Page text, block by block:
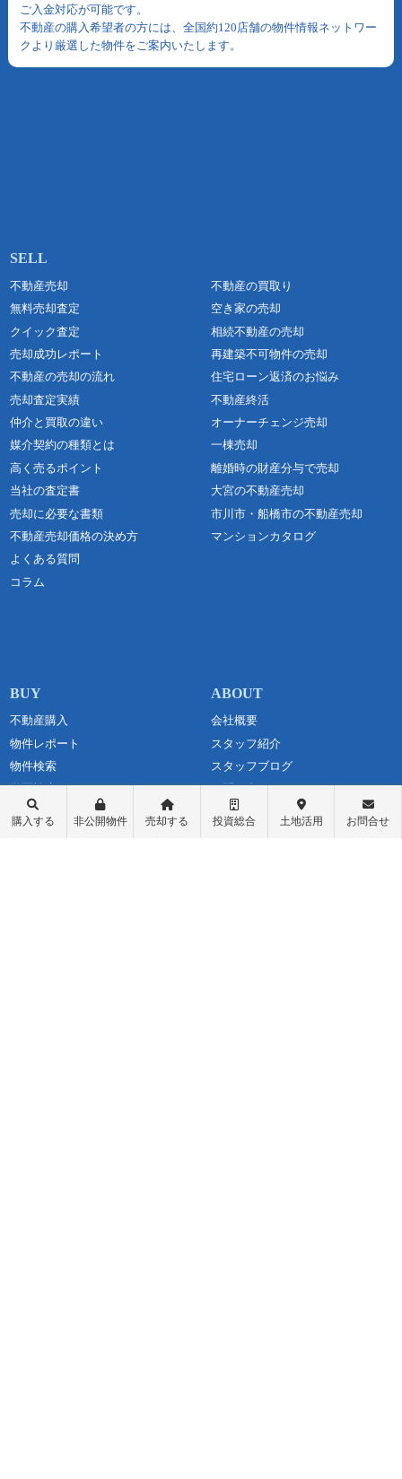
ご入金対応が可能です。
不動産の購入希望者の方には、全国約120店舗の物件情報ネットワー
クより厳選した物件をご案内いたします。
不動産売却
無料売却査定
クイック査定
売却成功レポート
不動産の売却の流れ
売却査定実績
仲介と買取の違い
媒介契約の種類とは
高く売るポイント
当社の査定書
売却に必要な書類
不動産売却価格の決め方
よくある質問
コラム
不動産の買取り
空き家の売却
相続不動産の売却
再建築不可物件の売却
住宅ローン返済のお悩み
不動産終活
オーナーチェンジ売却
一棟売却
離婚時の財産分与で売却
大宮の不動産売却
市川市・船橋市の不動産売却
マンションカタログ
不動産購入
物件レポート
物件検索
学区検索
町名検索
会社概要
スタッフ紹介
スタッフブログ
お問い合わせ
最新情報・お知らせ
購入する 非公開物件 売却する 投資総合 土地活用 お問合せ